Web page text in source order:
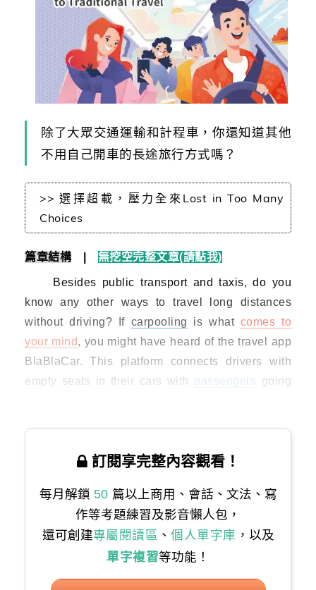
除了大眾交通運輸和計程車，你還知道其他
不用自己開車的長途旅行方式嗎？
>> 選擇超載，壓力全來Lost in Too Many
Choices
篇章結構| 無挖空完整文章(請點我)
Besides public transport and taxis, do you
know any other ways to travel long distances
without driving? If carpooling is what comes to
your mind, you might have heard of the travel app
BlaBlaCar. This platform connects drivers with
empty seats in their cars with passengers going
訂閱享完整內容觀看！
每月解鎖 50 篇以上商用、會話、文法、寫
作等考題練習及影音懶人包，
還可創建專屬閱讀區 、 個人單字庫 ，以及
單字複習等功能！